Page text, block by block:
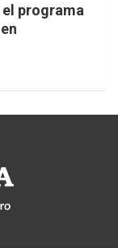
programa